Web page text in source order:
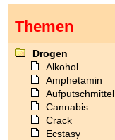
Themen
Drogen
Alkohol
Amphetamin
Aufputschmittel
Cannabis
Crack
Ecstasy